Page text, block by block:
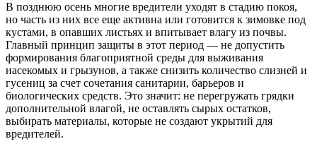
В позднюю осень многие вредители уходят в стадию покоя,
но часть из них все еще активна или готовится к зимовке под
кустами, в опавших листьях и впитывает влагу из почвы.
Главный принцип защиты в этот период — не допустить
формирования благоприятной среды для выживания
насекомых и грызунов, а также снизить количество слизней и
гусениц за счет сочетания санитарии, барьеров и
биологических средств. Это значит: не перегружать грядки
дополнительной влагой, не оставлять сырых остатков,
выбирать материалы, которые не создают укрытий для
вредителей.